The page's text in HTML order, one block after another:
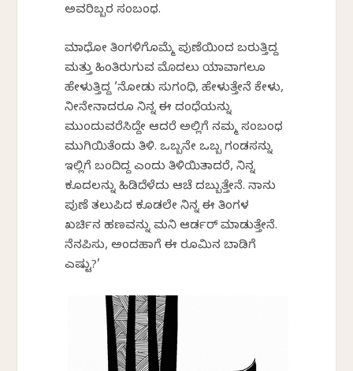
ಅವರಿಬ್ಬರ ಸಂಬಂಧ.
ಮಾಧೋ ತಿಂಗಳಿಗೊಮ್ಮೆ ಪುಣೆಯಿಂದ ಬರುತ್ತಿದ್ದ
ಮತ್ತು ಹಿಂತಿರುಗುವ ಮೊದಲು ಯಾವಾಗಲೂ
ಹೇಳುತ್ತಿದ್ದ ‘ನೋಡು ಸುಗಂಧಿ, ಹೇಳುತ್ತೇನೆ ಕೇಳು,
ನೀನೇನಾದರೂ ನಿನ್ನ ಈ ದಂಧೆಯನ್ನು
ಮುಂದುವರೆಸಿದ್ದೇ ಆದರೆ ಅಲ್ಲಿಗೆ ನಮ್ಮ ಸಂಬಂಧ
ಮುಗಿಯಿತೆಂದು ತಿಳಿ. ಒಬ್ಬನೇ ಒಬ್ಬ ಗಂಡಸನ್ನು
ಇಲ್ಲಿಗೆ ಬಂದಿದ್ದ ಎಂದು ತಿಳಿಯಿತಾದರೆ, ನಿನ್ನ
ಕೂದಲನ್ನು ಹಿಡಿದೆಳೆದು ಆಚೆ ದಬ್ಬುತ್ತೇನೆ. ನಾನು
ಪುಣೆ ತಲುಪಿದ ಕೂಡಲೇ ನಿನ್ನ ಈ ತಿಂಗಳ
ಖರ್ಚಿನ ಹಣವನ್ನು ಮನಿ ಆರ್ಡರ್ ಮಾಡುತ್ತೇನೆ.
ನೆನಪಿಸು, ಅಂದಹಾಗೆ ಈ ರೂಮಿನ ಬಾಡಿಗೆ
ಎಷ್ಟು?’